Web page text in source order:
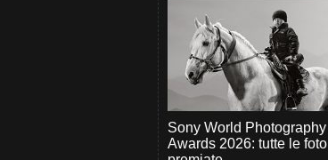
Sony World Photography
Awards 2026: tutte le foto